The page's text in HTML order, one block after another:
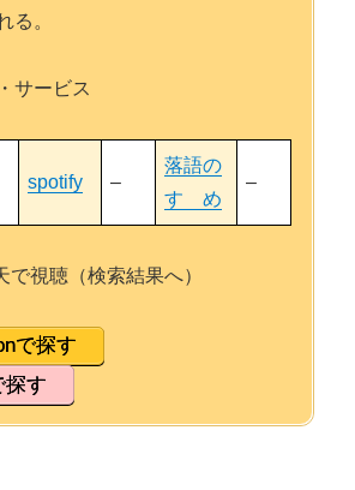
る。
サービス
spotify –
落語の
すゝめ
–
視聴（検索結果へ）
で探す
探す